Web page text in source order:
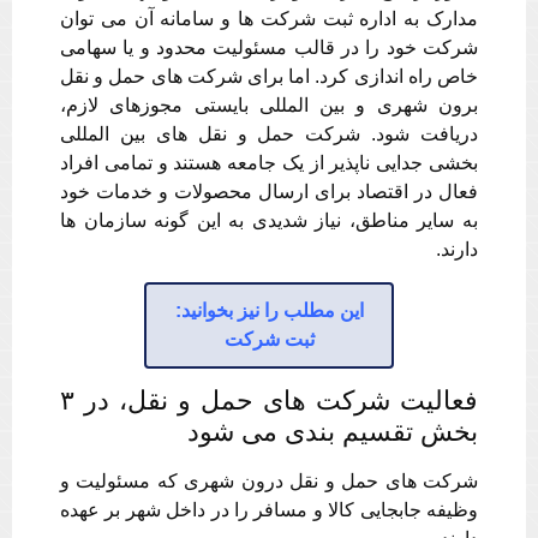
مدارک به اداره ثبت شرکت ها و سامانه آن می توان
شرکت خود را در قالب مسئولیت محدود و یا سهامی
خاص راه اندازی کرد. اما برای شرکت های حمل و نقل
برون شهری و بین المللی بایستی مجوزهای لازم،
دریافت شود. شرکت حمل و نقل های بین المللی
بخشی جدایی ناپذیر از یک جامعه هستند و تمامی افراد
فعال در اقتصاد برای ارسال محصولات و خدمات خود
به سایر مناطق، نیاز شدیدی به این گونه سازمان ها
دارند.
این مطلب را نیز بخوانید:
ثبت شرکت
فعالیت شرکت های حمل و نقل، در ۳
بخش تقسیم بندی می شود
شرکت های حمل و نقل درون شهری که مسئولیت و
وظیفه جابجایی کالا و مسافر را در داخل شهر بر عهده